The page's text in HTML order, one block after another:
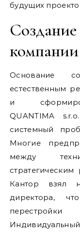
будущих
Основание
естественным
и
QUANTIMA
системный
Многие
между
Кантор взял
директора,